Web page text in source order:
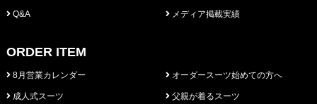
Q&A メディア掲載実績
ORDER ITEM
8月営業カレンダー
成人式スーツ
オーダースーツ始めての方へ
父親が着るスーツ